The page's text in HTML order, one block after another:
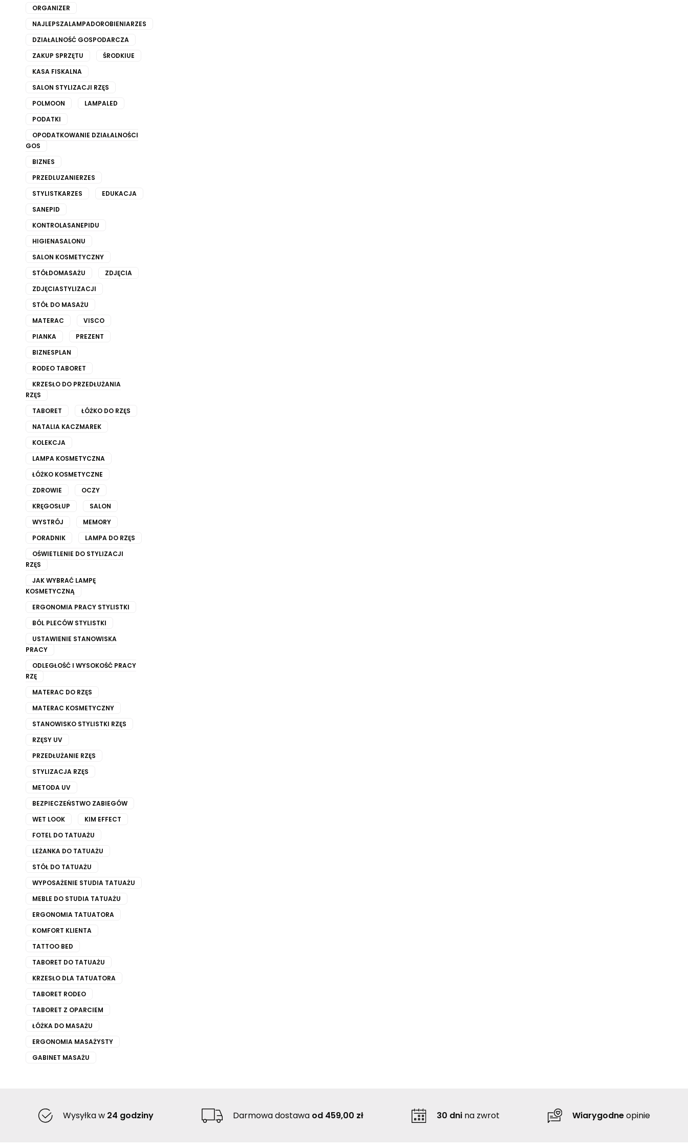
ORGANIZER
NAJLEPSZALAMPADOROBIENIARZES
DZIAŁALNOŚĆ GOSPODARCZA
ZAKUP SPRZĘTU
ŚRODKIUE
KASA FISKALNA
SALON STYLIZACJI RZĘS
POLMOON
LAMPALED
PODATKI
OPODATKOWANIE DZIAŁALNOŚCI
GOS
BIZNES
PRZEDLUZANIERZES
STYLISTKARZES
EDUKACJA
SANEPID
KONTROLASANEPIDU
HIGIENASALONU
SALON KOSMETYCZNY
STÓŁDOMASAŻU
ZDJĘCIA
ZDJĘCIASTYLIZACJI
STÓŁ DO MASAŻU
MATERAC
VISCO
PIANKA
PREZENT
BIZNESPLAN
RODEO TABORET
KRZESŁO DO PRZEDŁUŻANIA
RZĘS
TABORET
ŁÓŻKO DO RZĘS
NATALIA KACZMAREK
KOLEKCJA
LAMPA KOSMETYCZNA
ŁÓŻKO KOSMETYCZNE
ZDROWIE
OCZY
KRĘGOSŁUP
SALON
WYSTRÓJ
MEMORY
PORADNIK
LAMPA DO RZĘS
OŚWIETLENIE DO STYLIZACJI
RZĘS
JAK WYBRAĆ LAMPĘ
KOSMETYCZNĄ
ERGONOMIA PRACY STYLISTKI
BÓL PLECÓW STYLISTKI
USTAWIENIE STANOWISKA
PRACY
ODLEGŁOŚĆ I WYSOKOŚĆ PRACY
RZĘ
MATERAC DO RZĘS
MATERAC KOSMETYCZNY
STANOWISKO STYLISTKI RZĘS
RZĘSY UV
PRZEDŁUŻANIE RZĘS
STYLIZACJA RZĘS
METODA UV
BEZPIECZEŃSTWO ZABIEGÓW
WET LOOK
KIM EFFECT
FOTEL DO TATUAŻU
LEŻANKA DO TATUAŻU
STÓŁ DO TATUAŻU
WYPOSAŻENIE STUDIA TATUAŻU
MEBLE DO STUDIA TATUAŻU
ERGONOMIA TATUATORA
KOMFORT KLIENTA
TATTOO BED
TABORET DO TATUAŻU
KRZESŁO DLA TATUATORA
TABORET RODEO
TABORET Z OPARCIEM
ŁÓŻKA DO MASAŻU
ERGONOMIA MASAŻYSTY
GABINET MASAŻU
Wysyłka w 24 godziny Darmowa dostawa od 459,00 zł 30 dnina zwrot Wiarygodneopinie